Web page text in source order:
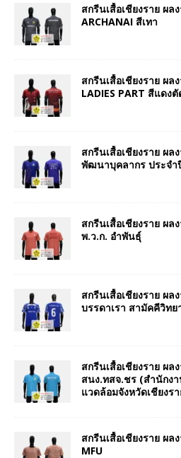
สกรีนเสื้อเชียงราย ผล
ARCHANAI สีเทา
สกรีนเสื้อเชียงราย ผ
LADIES PART สีแดง
สกรีนเสื้อเชียงราย ผล
พัฒนาบุคลากร ประจำ
สกรีนเสื้อเชียงราย ผล
พ.ว.ก. อำพันธุ์
สกรีนเสื้อเชียงราย ผล
บรรดาเรา สามัคคีวิทย
สกรีนเสื้อเชียงราย ผล
สนง.ทสจ.ชร (สำนักง
แวดล้อมจังหวัดเชียงร
สกรีนเสื้อเชียงราย ผล
MFU